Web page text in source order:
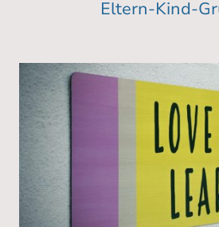
Eltern-Kind-